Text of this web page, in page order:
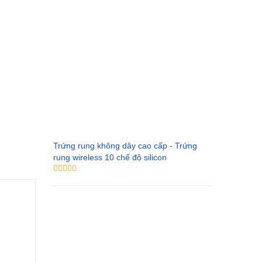
Trứng rung không dây cao cấp - Trứng
rung wireless 10 chế độ silicon